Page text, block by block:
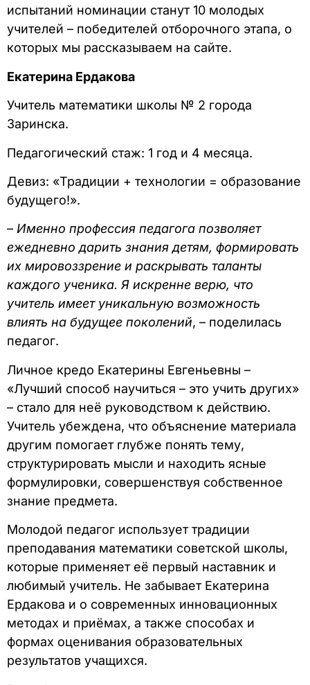
испытаний номинации станут 10 молодых
учителей – победителей отборочного этапа, о
которых мы рассказываем на сайте.
Екатерина Ердакова
Учитель математики школы № 2 города
Заринска.
Педагогический стаж: 1 год и 4 месяца.
Девиз: «Традиции + технологии = образование
будущего!».
– Именно профессия педагога позволяет
ежедневно дарить знания детям, формировать
их мировоззрение и раскрывать таланты
каждого ученика. Я искренне верю, что
учитель имеет уникальную возможность
влиять на будущее поколений, – поделилась
педагог.
Личное кредо Екатерины Евгеньевны –
«Лучший способ научиться – это учить других»
– стало для неё руководством к действию.
Учитель убеждена, что объяснение материала
другим помогает глубже понять тему,
структурировать мысли и находить ясные
формулировки, совершенствуя собственное
знание предмета.
Молодой педагог использует традиции
преподавания математики советской школы,
которые применяет её первый наставник и
любимый учитель. Не забывает Екатерина
Ердакова и о современных инновационных
методах и приёмах, а также способах и
формах оценивания образовательных
результатов учащихся.